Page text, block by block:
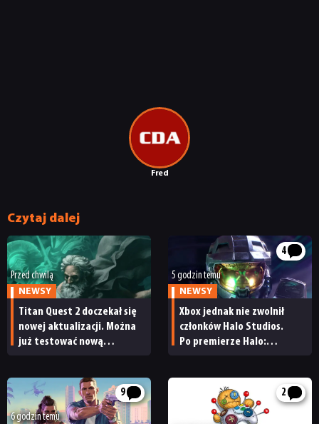
RECENZJE
RETRO
TECHNOLOGIE
JUŻ GRALIŚMY
Fred
Czytaj dalej
Przed chwilą
NEWSY
Titan Quest 2 doczekał się
nowej aktualizacji. Można
już testować nową
4
5 godzin temu
NEWSY
Xbox jednak nie zwolnił
członków Halo Studios.
Po premierze Halo:
9
6 godzin temu
2